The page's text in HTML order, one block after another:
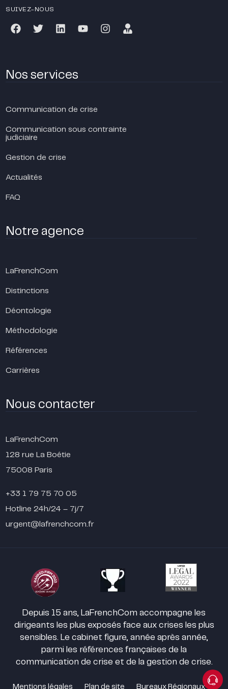
SUIVEZ-NOUS
Nos services
Communication de crise
Communication sous contrainte
judiciaire
Gestion de crise
Actualités
FAQ
Notre agence
LaFrenchCom
Distinctions
Déontologie
Méthodologie
Références
Carrières
Nous contacter
LaFrenchCom
128 rue La Boétie
75008 Paris
+33 1 79 75 70 05
Hotline 24h/24 – 7j/7
urgent@lafrenchcom.fr
Depuis 15 ans, LaFrenchCom accompagne les
dirigeants les plus exposés face aux crises les plus
sensibles. Le cabinet figure, année après année,
parmi les références françaises de la
communication de crise et de la gestion de crise.
Mentions légales Plan de site Bureaux Régionaux